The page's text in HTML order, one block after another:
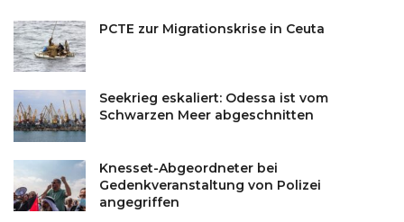
PCTE zur Migrationskrise in Ceuta
Seekrieg eskaliert: Odessa ist vom
Schwarzen Meer abgeschnitten
Knesset-Abgeordneter bei
Gedenkveranstaltung von Polizei
angegriffen